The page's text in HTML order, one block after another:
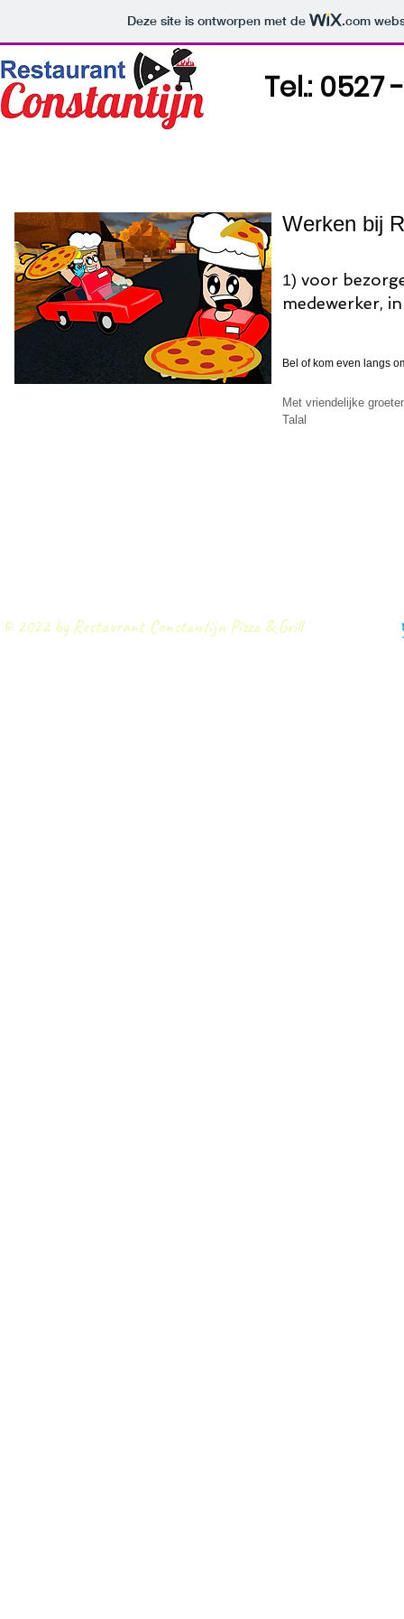
Deze site is ontworpen met de .com
Tel.: 0527
Werken bij
1) voor
medewerker,
Bel of kom even langs
Met vriendelijke
Talal
​© 2022 by Restaurant Constantijn Pizza & Grill